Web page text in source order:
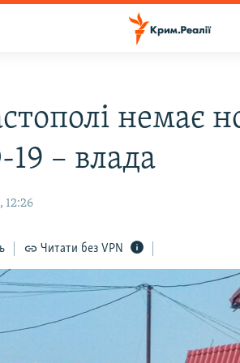
немає
19 – влада
12:26
Читати без VPN